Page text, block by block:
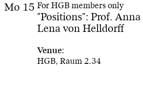
Mo 15 For HGB members only
"Positions": Prof. Anna
Lena von Helldorff
Venue:
HGB, Raum 2.34